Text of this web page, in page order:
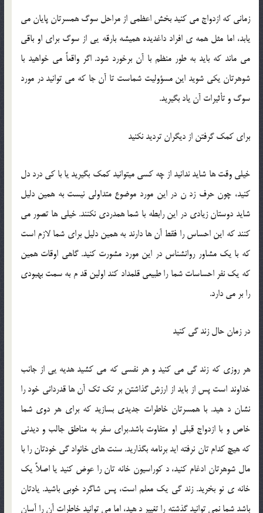
زماني که ازدواج مي کنيد بخش اعظمي از مراحل سوگ همسرتان پايان مي
يابد، اما مثل همه ي افراد داغديده هميشه بارقه يي از سوگ براي او باقي
مي ماند که بايد به طور منظم با آن برخورد شود. اگر واقعاً مي خواهيد با
شوهرتان يکي شويد اين مسؤوليت شماست تا آن جا که مي توانيد در مورد
سوگ و تأثيرات آن ياد بگيريد.
براي کمک گرفتن از ديگران ترديد نکنيد
خيلي وقت ها شايد ندانيد از چه کسي ميتوانيد کمک بگيريد يا با کي درد دل
کنيد، چون حرف زد ن در اين مورد موضوع متداولي نيست به همين دليل
شايد دوستان زيادي در اين رابطه با شما همدردي نکنند. خيلي ها تصور مي
کنند که اين احساس را فقط آن ها دارند به همين دليل براي شما لازم است
که با يک مشاور روانشناس در اين مورد مشورت کنيد. گاهي اوقات همين
که يک نفر احساسات شما را طبيعي قلمداد کند اولين قد م به سمت بهبودي
را بر مي دارد.
در زمان حال زند گي کنيد
هر روزي که زند گي مي کنيد و هر نفسي که مي کشيد هديه يي از جانب
خداوند است پس از بايد از ارزش گذاشتن بر تک تک آن ها قدرداني خود را
نشان د هيد. با همسرتان خاطرات جديدي بسازيد که براي هر دوي شما
خاص و با ازدواج قبلي او متفاوت باشد.براي سفر به مناطق جالب و ديدني
که هيچ کدام تان نرفته ايد برنامه بگذاريد. سنت هاي خانواد گي خودتان را با
مال شوهرتان ادغام کنيد، د کوراسيون خانه تان را عوض کنيد يا اصلاً يک
خانه ي نو بخريد. زند گي يک معلم است، پس شاگرد خوبي باشيد. يادتان
باشد شما نمي توانيد گذشته را تغيير د هيد، اما مي توانيد خاطرات آن را آسان